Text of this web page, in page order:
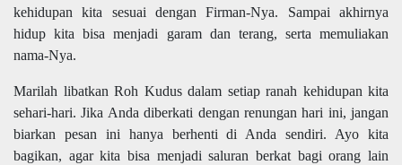
kehidupan kita sesuai dengan Firman-Nya. Sampai akhirnya
hidup kita bisa menjadi garam dan terang, serta memuliakan
nama-Nya.
Marilah libatkan Roh Kudus dalam setiap ranah kehidupan kita
sehari-hari. Jika Anda diberkati dengan renungan hari ini, jangan
biarkan pesan ini hanya berhenti di Anda sendiri. Ayo kita
bagikan, agar kita bisa menjadi saluran berkat bagi orang lain